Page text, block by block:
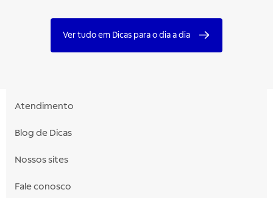
Ver tudo em Dicas para o dia a dia
Atendimento
Blog de Dicas
Nossos sites
Fale conosco